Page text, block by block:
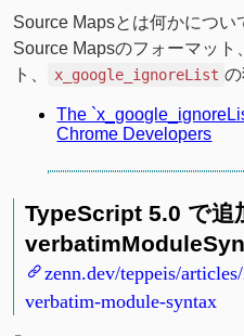
Source Mapsとは何かについ
Source Mapsのフォーマッ
ト、
x_google_ignoreList
The
Chrome Developers
TypeScript 5.0 で追
zenn.dev/teppeis/
verbatim-module-syntax